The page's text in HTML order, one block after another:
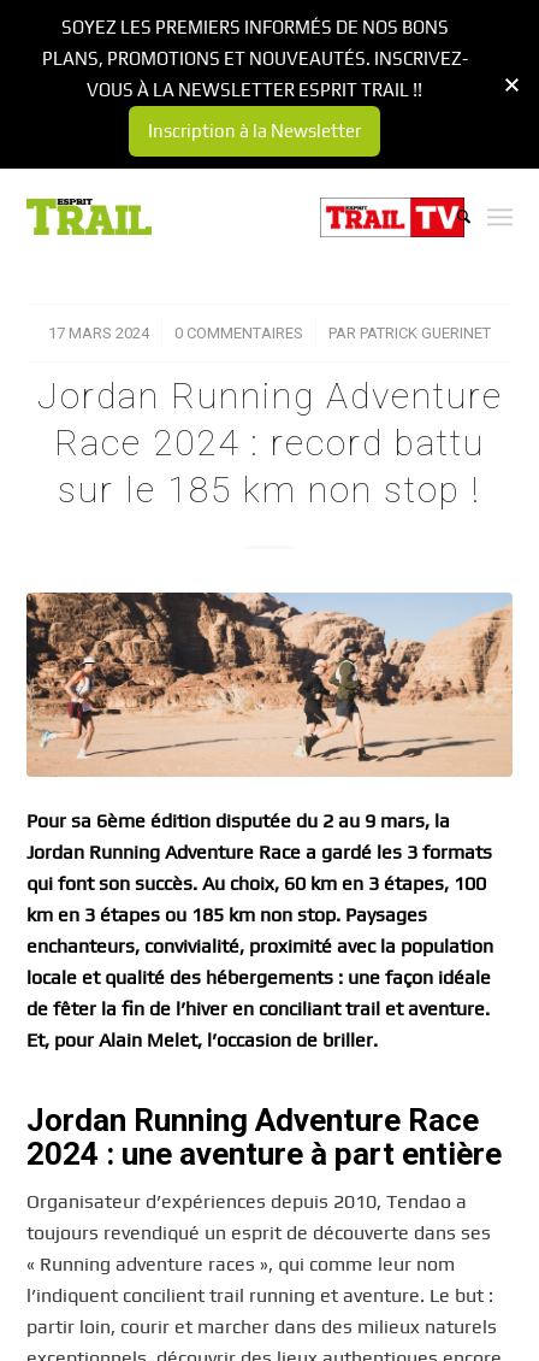
17 MARS 2024
/ 0 COMMENTAIRES
/ PAR PATRICK GUERINET
Jordan Running Adventure
Race 2024 : record battu
sur le 185 km non stop !
Pour sa 6ème édition disputée du 2 au 9 mars, la
Jordan Running Adventure Race a gardé les 3 formats
qui font son succès. Au choix, 60 km en 3 étapes, 100
km en 3 étapes ou 185 km non stop. Paysages
enchanteurs, convivialité, proximité avec la population
locale et qualité des hébergements : une façon idéale
de fêter la fin de l’hiver en conciliant trail et aventure.
Et, pour Alain Melet, l’occasion de briller.
Jordan Running Adventure Race
2024 : une aventure à part entière
Organisateur d’expériences depuis 2010, Tendao a
toujours revendiqué un esprit de découverte dans ses
« Running adventure races », qui comme leur nom
l’indiquent concilient trail running et aventure. Le but :
partir loin, courir et marcher dans des milieux naturels
SOYEZ LES PREMIERS INFORMÉS DE NOS BONS
PLANS, PROMOTIONS ET NOUVEAUTÉS. INSCRIVEZ-
VOUS À LA NEWSLETTER ESPRIT TRAIL !!
Inscription à la Newsletter